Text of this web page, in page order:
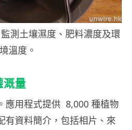
測土壤濕度、肥料濃度及環
境溫度。
溉量
應用程式提供 8,000 種植物
有資料簡介，包括相片、來